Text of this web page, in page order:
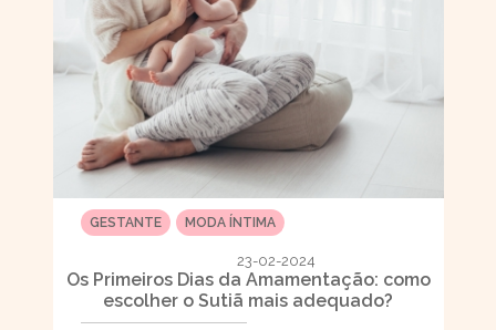
GESTANTE MODA ÍNTIMA
23-02-2024
Os Primeiros Dias da Amamentação: como
escolher o Sutiã mais adequado?